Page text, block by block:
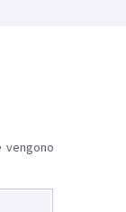
vengono